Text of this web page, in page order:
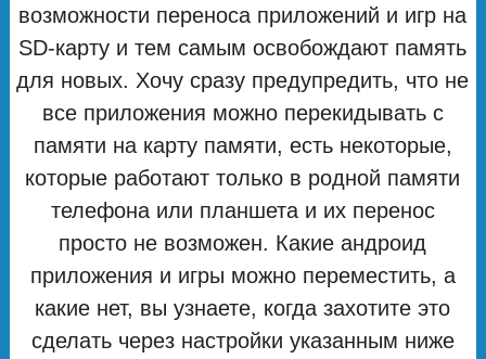
возможности переноса приложений и игр на
SD-карту и тем самым освобождают память
для новых. Хочу сразу предупредить, что не
все приложения можно перекидывать с
памяти на карту памяти, есть некоторые,
которые работают только в родной памяти
телефона или планшета и их перенос
просто не возможен. Какие андроид
приложения и игры можно переместить, а
какие нет, вы узнаете, когда захотите это
сделать через настройки указанным ниже